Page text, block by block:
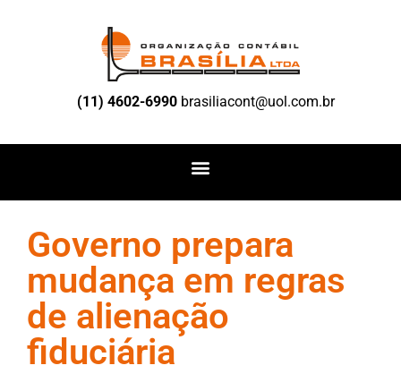
(11) 4602-6990 brasiliacont@uol.com.br
Governo prepara
mudança em regras
de alienação
fiduciária